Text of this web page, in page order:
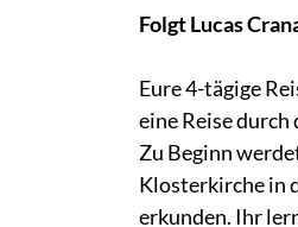
Folgt Lucas
Eure 4-tägige
eine Reise
Zu Beginn
Klosterkirche in
erkunden. Ihr